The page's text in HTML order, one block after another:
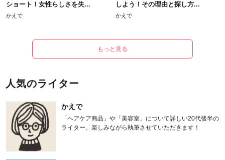
ショート！女性らしさを失...
かえで
しよう！その理由と探し方...
かえで
もっと見る
人気のライター
かえで
「ヘアケア商品」や「美容室」について詳しい20代後半の
ライター。楽しみながら執筆させていただきます！